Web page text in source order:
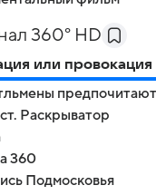
360° HD
или провокация
предпочитают
Раскрыватор
360
Подмосковья